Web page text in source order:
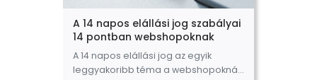
A 14 napos elállási jog szabályai
14 pontban webshopoknak
A 14 napos elállási jog az egyik
leggyakoribb téma a webshopoknál.